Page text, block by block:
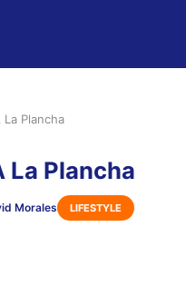
Plancha
La Plancha
Morales LIFESTYLE